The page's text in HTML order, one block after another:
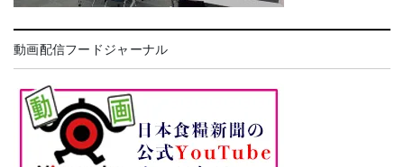
動画配信フードジャーナル